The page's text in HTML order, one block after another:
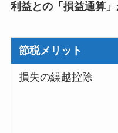
利益との「損益通算
節税メリット
損失の繰越控除